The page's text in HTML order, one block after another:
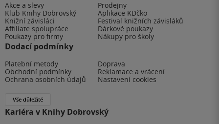
Akce a slevy
Prodejny
Klub Knihy Dobrovský
Aplikace KDčko
Knižní závisláci
Festival knižních závisláků
Affiliate spolupráce
Dárkové poukazy
Poukazy pro firmy
Nákupy pro školy
Dodací podmínky
Platební metody
Doprava
Obchodní podmínky
Reklamace a vrácení
Ochrana osobních údajů
Nastavení cookies
Vše důležité
Kariéra v Knihy Dobrovský